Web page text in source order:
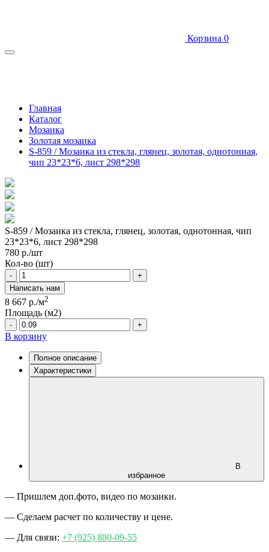
Корзина 0
Главная
Каталог
Мозаика
Золотая мозаика
S-859 / Мозаика из стекла, глянец, золотая, однотонная,
чип 23*23*6, лист 298*298
S-859 / Мозаика из стекла, глянец, золотая, однотонная, чип
23*23*6, лист 298*298
780 р./шт
Кол-во (шт)
-
+
Написать нам
8 667 р./м2
Площадь (м2)
- +
В корзину
Полное описание
Характеристики
В
избранное
— Пришлем доп.фото, видео по мозаики.
— Сделаем расчет по количеству и цене.
— Для связи: +7 (925) 880-09-55